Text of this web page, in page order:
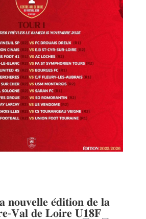
𝐧𝐨𝐮𝐯𝐞𝐥𝐥𝐞 𝐞́𝐝𝐢𝐭𝐢𝐨𝐧 𝐝𝐞 𝐥𝐚
𝐕𝐚𝐥 𝐝𝐞 𝐋𝐨𝐢𝐫𝐞 𝐔𝟏𝟖𝐅